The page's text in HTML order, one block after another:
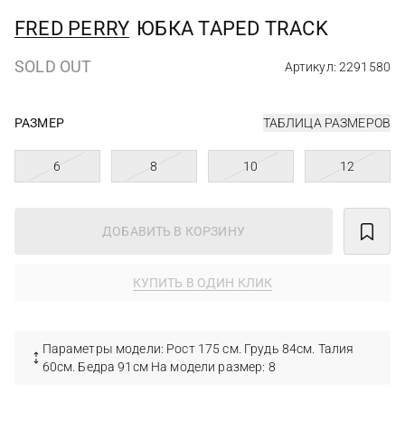
FRED PERRY ЮБКА TAPED TRACK
SOLD OUT Артикул: 2291580
РАЗМЕР ТАБЛИЦА РАЗМЕРОВ
6 8 10 12
ДОБАВИТЬ В КОРЗИНУ
КУПИТЬ В ОДИН КЛИК
Параметры модели: Рост 175 см. Грудь 84см. Талия
60см. Бедра 91см На модели размер: 8